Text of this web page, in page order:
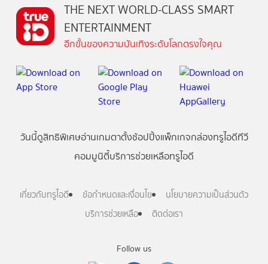
Follow us
THE NEXT WORLD-CLASS SMART
ENTERTAINMENT
อีกขั้นของความบันเทิงระดับโลกตรงใจคุณ
วันนี้ดูสิทธิพิเศษอ่านเกมตาตั้งช้อปปิ้งแพ็กเกจกล่องทรูไอดีทีวี
คอมมูนิตี้บริการช่วยเหลือทรูไอดี
เกี่ยวกับทรูไอดี ข้อกำหนดและเงื่อนไข
นโยบายความเป็นส่วนตัว
บริการช่วยเหลือ
ติดต่อเรา